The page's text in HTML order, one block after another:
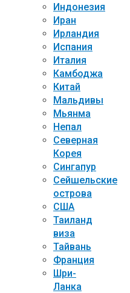
Индонезия
Иран
Ирландия
Испания
Италия
Камбоджа
Китай
Мальдивы
Мьянма
Непал
Северная
Корея
Сингапур
Сейшельские
острова
США
Таиланд
виза
Тайвань
Франция
Шри-
Ланка